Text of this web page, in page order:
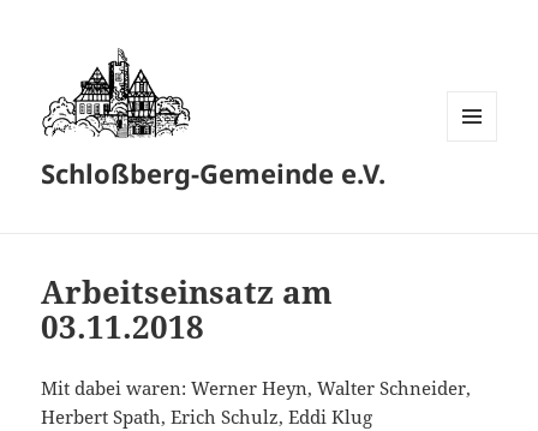
Schloßberg-Gemeinde e.V.
Arbeitseinsatz am
03.11.2018
Mit dabei waren: Werner Heyn, Walter Schneider,
Herbert Spath, Erich Schulz, Eddi Klug